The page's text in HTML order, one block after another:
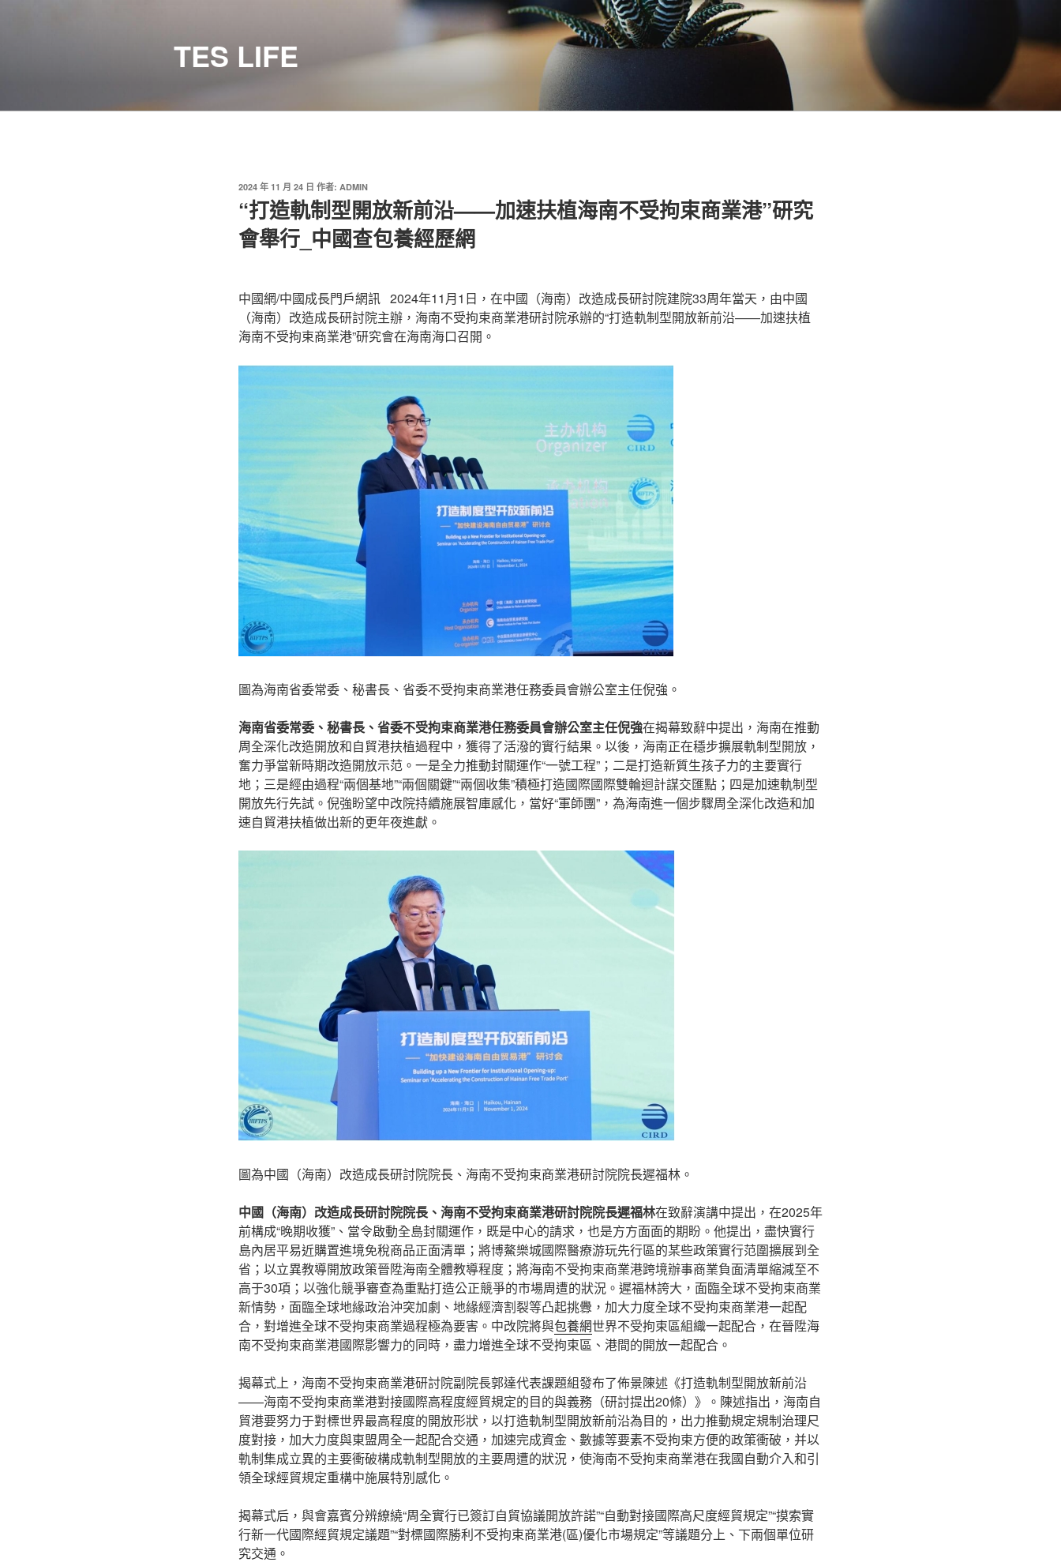
TES LIFE
發
於
2024 年 11 月 24 日 作者: ADMIN
“打造軌制型開放新前沿——加速扶植海南不受拘束商業港”研究
會舉行_中國查包養經歷網
中國網/中國成長門戶網訊 2024年11月1日，在中國（海南）改造成長研討院建院33周年當天，由中國
（海南）改造成長研討院主辦，海南不受拘束商業港研討院承辦的“打造軌制型開放新前沿——加速扶植
海南不受拘束商業港”研究會在海南海口召開。
圖為海南省委常委、秘書長、省委不受拘束商業港任務委員會辦公室主任倪強。
海南省委常委、秘書長、省委不受拘束商業港任務委員會辦公室主任倪強在揭幕致辭中提出，海南在推動
周全深化改造開放和自貿港扶植過程中，獲得了活潑的實行結果。以後，海南正在穩步擴展軌制型開放，
奮力爭當新時期改造開放示范。一是全力推動封關運作“一號工程”；二是打造新質生孩子力的主要實行
地；三是經由過程“兩個基地”“兩個關鍵”“兩個收集”積極打造國際國際雙輪迴計謀交匯點；四是加速軌制型
開放先行先試。倪強盼望中改院持續施展智庫感化，當好“軍師團”，為海南進一個步驟周全深化改造和加
速自貿港扶植做出新的更年夜進獻。
圖為中國（海南）改造成長研討院院長、海南不受拘束商業港研討院院長遲福林。
中國（海南）改造成長研討院院長、海南不受拘束商業港研討院院長遲福林在致辭演講中提出，在2025年
前構成“晚期收獲”、當令啟動全島封關運作，既是中心的請求，也是方方面面的期盼。他提出，盡快實行
島內居平易近購置進境免稅商品正面清單；將博鰲樂城國際醫療游玩先行區的某些政策實行范圍擴展到全
省；以立異教導開放政策晉陞海南全體教導程度；將海南不受拘束商業港跨境辦事商業負面清單縮減至不
高于30項；以強化競爭審查為重點打造公正競爭的市場周遭的狀況。遲福林誇大，面臨全球不受拘束商業
新情勢，面臨全球地緣政治沖突加劇、地緣經濟割裂等凸起挑釁，加大力度全球不受拘束商業港一起配
合，對增進全球不受拘束商業過程極為要害。中改院將與包養網世界不受拘束區組織一起配合，在晉陞海
南不受拘束商業港國際影響力的同時，盡力增進全球不受拘束區、港間的開放一起配合。
揭幕式上，海南不受拘束商業港研討院副院長郭達代表課題組發布了佈景陳述《打造軌制型開放新前沿
——海南不受拘束商業港對接國際高程度經貿規定的目的與義務（研討提出20條）》。陳述指出，海南自
貿港要努力于對標世界最高程度的開放形狀，以打造軌制型開放新前沿為目的，出力推動規定規制治理尺
度對接，加大力度與東盟周全一起配合交通，加速完成資金、數據等要素不受拘束方便的政策衝破，并以
軌制集成立異的主要衝破構成軌制型開放的主要周遭的狀況，使海南不受拘束商業港在我國自動介入和引
領全球經貿規定重構中施展特別感化。
揭幕式后，與會嘉賓分辨繚繞“周全實行已簽訂自貿協議開放許諾”“自動對接國際高尺度經貿規定”“摸索實
行新一代國際經貿規定議題”“對標國際勝利不受拘束商業港(區)優化市場規定”等議題分上、下兩個單位研
究交通。